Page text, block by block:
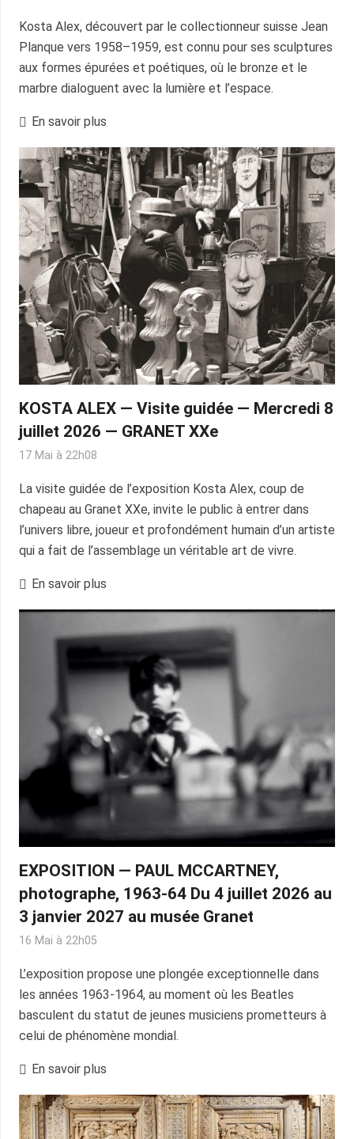
Kosta Alex, découvert par le collectionneur suisse Jean
Planque vers 1958–1959, est connu pour ses sculptures
aux formes épurées et poétiques, où le bronze et le
marbre dialoguent avec la lumière et l’espace.
En savoir plus
KOSTA ALEX — Visite guidée — Mercredi 8
juillet 2026 — GRANET XXe
17 Mai à 22h08
La visite guidée de l’exposition Kosta Alex, coup de
chapeau au Granet XXe, invite le public à entrer dans
l’univers libre, joueur et profondément humain d’un artiste
qui a fait de l’assemblage un véritable art de vivre.
En savoir plus
EXPOSITION — PAUL MCCARTNEY,
photographe, 1963-64 Du 4 juillet 2026 au
3 janvier 2027 au musée Granet
16 Mai à 22h05
L’exposition propose une plongée exceptionnelle dans
les années 1963-1964, au moment où les Beatles
basculent du statut de jeunes musiciens prometteurs à
celui de phénomène mondial.
En savoir plus